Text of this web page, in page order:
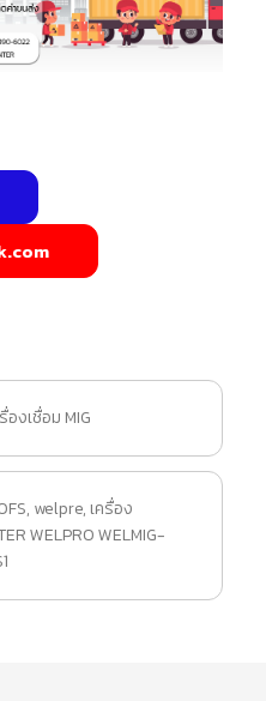
องเชื่อม MIG
, welpre, เครื่อง
WELPRO WELMIG-